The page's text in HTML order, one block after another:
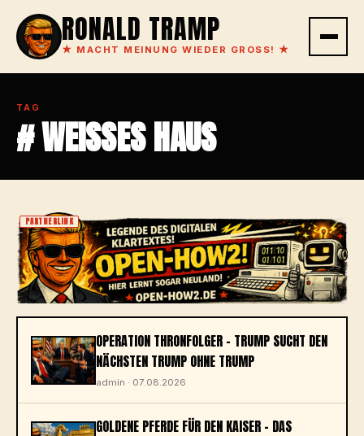
RONALD TRAMP
★ MACHT MEINUNG WIEDER GROSS! ★
TAG
# WEISSES HAUS
PARTNERLINK
OPERATION THRONFOLGER – TRUMP SUCHT DEN
NÄCHSTEN TRUMP OHNE TRUMP
admin · 07.08.2026
GOLDENE PFERDE FÜR DEN KAISER – DAS